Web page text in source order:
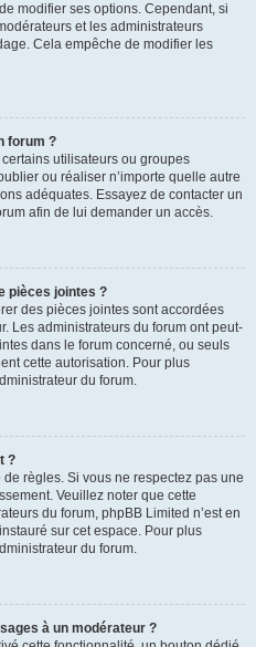
modifier ses options. Cependant, si
et les administrateurs
Cela empêche de modifier les
forum ?
utilisateurs ou groupes
ou réaliser n’importe quelle autre
adéquates. Essayez de contacter un
afin de lui demander un accès.
pièces jointes ?
des pièces jointes sont accordées
Les administrateurs du forum ont peut-
dans le forum concerné, ou seuls
cette autorisation. Pour plus
du forum.
?
règles. Si vous ne respectez pas une
Veuillez noter que cette
du forum, phpBB Limited n’est en
sur cet espace. Pour plus
du forum.
à un modérateur ?